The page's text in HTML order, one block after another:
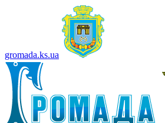
gromada.ks.ua